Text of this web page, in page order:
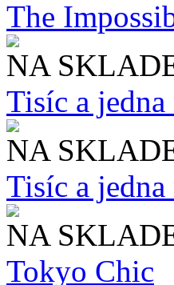
The
NA
Tisíc a
NA
Tisíc a
NA
Tokyo Chic